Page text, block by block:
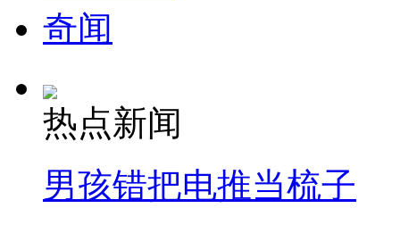
奇闻
热点新闻
男孩错把电推当梳子